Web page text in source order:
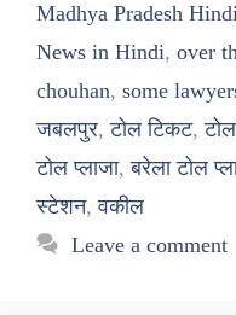
Madhya Pradesh
News in Hindi, over
chouhan, some
जबलपुर,टोल टिकट,
टोल प्लाजा,बरेला टोल
स्टेशन,वकील
Leave a comment